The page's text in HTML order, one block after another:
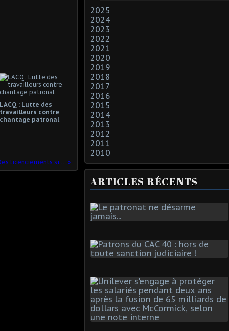
LACQ : Lutte des
travailleurs contre
chantage patronal
Macron : Des licenciements simples comme bonjour
2025
2024
2023
2022
2021
2020
2019
2018
2017
2016
2015
2014
2013
2012
2011
2010
ARTICLES RÉCENTS